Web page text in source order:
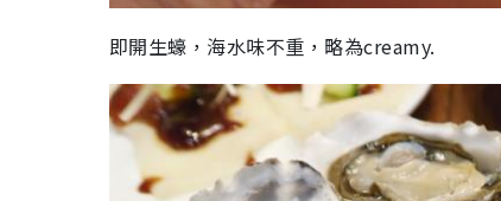
即開生蠔，海水味不重，略為creamy.